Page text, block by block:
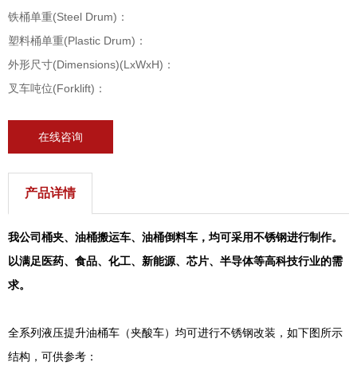
铁桶单重(Steel Drum)：
塑料桶单重(Plastic Drum)：
外形尺寸(Dimensions)(LxWxH)：
叉车吨位(Forklift)：
在线咨询
产品详情
我公司桶夹、油桶搬运车、油桶倒料车，均可采用不锈钢进行制作。
以满足医药、食品、化工、新能源、芯片、半导体等高科技行业的需
求。
全系列液压提升油桶车（夹酸车）均可进行不锈钢改装，如下图 所示
结构，可供参考：